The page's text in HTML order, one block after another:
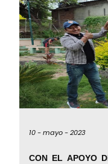
10 -mayo -2023
CON EL APOYO